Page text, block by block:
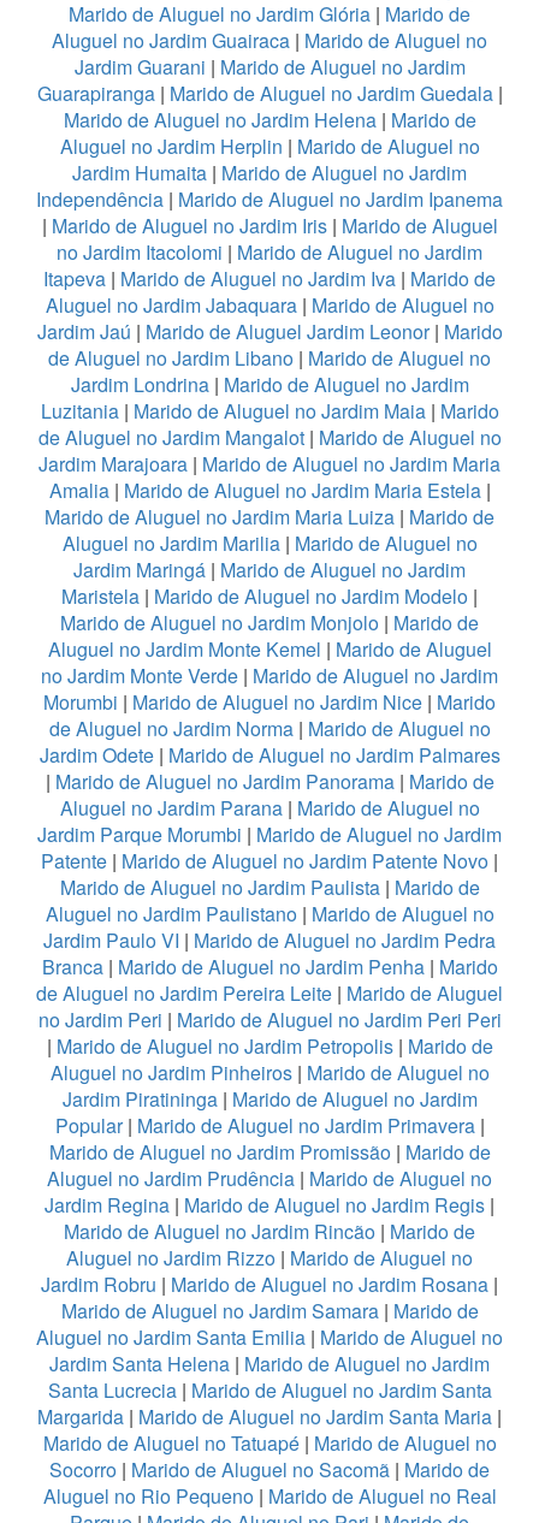
Marido de Aluguel no Jardim Glória | Marido de
Aluguel no Jardim Guairaca | Marido de Aluguel no
Jardim Guarani | Marido de Aluguel no Jardim
Guarapiranga| Marido de Aluguel no Jardim Guedala|
Marido de Aluguel no Jardim Helena| Marido de
Aluguel no Jardim Herplin | Marido de Aluguel no
Jardim Humaita | Marido de Aluguel no Jardim
Independência | Marido de Aluguel no Jardim Ipanema
| Marido de Aluguel no Jardim Iris| Marido de Aluguel
no Jardim Itacolomi | Marido de Aluguel no Jardim
Itapeva | Marido de Aluguel no Jardim Iva | Marido de
Aluguel no Jardim Jabaquara| Marido de Aluguel no
Jardim Jaú | Marido de Aluguel Jardim Leonor| Marido
de Aluguel no Jardim Libano | Marido de Aluguel no
Jardim Londrina| Marido de Aluguel no Jardim
Luzitania| Marido de Aluguel no Jardim Maia| Marido
de Aluguel no Jardim Mangalot| Marido de Aluguel no
Jardim Marajoara | Marido de Aluguel no Jardim Maria
Amalia| Marido de Aluguel no Jardim Maria Estela|
Marido de Aluguel no Jardim Maria Luiza | Marido de
Aluguel no Jardim Marilia| Marido de Aluguel no
Jardim Maringá | Marido de Aluguel no Jardim
Maristela | Marido de Aluguel no Jardim Modelo |
Marido de Aluguel no Jardim Monjolo | Marido de
Aluguel no Jardim Monte Kemel | Marido de Aluguel
no Jardim Monte Verde | Marido de Aluguel no Jardim
Morumbi | Marido de Aluguel no Jardim Nice | Marido
de Aluguel no Jardim Norma| Marido de Aluguel no
Jardim Odete| Marido de Aluguel no Jardim Palmares
| Marido de Aluguel no Jardim Panorama| Marido de
Aluguel no Jardim Parana| Marido de Aluguel no
Jardim Parque Morumbi | Marido de Aluguel no Jardim
Patente | Marido de Aluguel no Jardim Patente Novo |
Marido de Aluguel no Jardim Paulista| Marido de
Aluguel no Jardim Paulistano| Marido de Aluguel no
Jardim Paulo VI | Marido de Aluguel no Jardim Pedra
Branca| Marido de Aluguel no Jardim Penha| Marido
de Aluguel no Jardim Pereira Leite | Marido de Aluguel
no Jardim Peri | Marido de Aluguel no Jardim Peri Peri
| Marido de Aluguel no Jardim Petropolis| Marido de
Aluguel no Jardim Pinheiros| Marido de Aluguel no
Jardim Piratininga| Marido de Aluguel no Jardim
Popular| Marido de Aluguel no Jardim Primavera|
Marido de Aluguel no Jardim Promissão| Marido de
Aluguel no Jardim Prudência | Marido de Aluguel no
Jardim Regina | Marido de Aluguel no Jardim Regis |
Marido de Aluguel no Jardim Rincão | Marido de
Aluguel no Jardim Rizzo | Marido de Aluguel no
Jardim Robru | Marido de Aluguel no Jardim Rosana |
Marido de Aluguel no Jardim Samara| Marido de
Aluguel no Jardim Santa Emilia | Marido de Aluguel no
Jardim Santa Helena | Marido de Aluguel no Jardim
Santa Lucrecia| Marido de Aluguel no Jardim Santa
Margarida | Marido de Aluguel no Jardim Santa Maria |
Marido de Aluguel no Tatuapé| Marido de Aluguel no
Socorro | Marido de Aluguel no Sacomã | Marido de
Aluguel no Rio Pequeno| Marido de Aluguel no Real